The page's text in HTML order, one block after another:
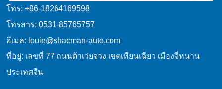
โทร: +86-18264169598
โทรสาร: 0531-85765757
อีเมล: louie@shacman-auto.com
ที่อยู่: เลขที่ 77 ถนนต้าเว่ยจวง เขตเทียนเฉียว เมืองจี่หนาน
ประเทศจีน